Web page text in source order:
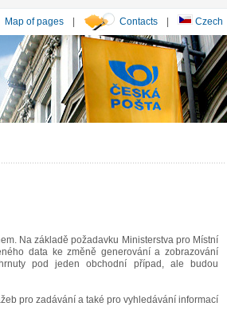
Map of pages | Contacts | Czech
Na základě požadavku Ministerstva pro Místní
data ke změně generování a zobrazování
pod jeden obchodní případ, ale budou
pro zadávání a také pro vyhledávání informací